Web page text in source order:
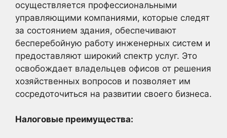
осуществляется профессиональными
управляющими компаниями, которые следят
за состоянием здания, обеспечивают
бесперебойную работу инженерных систем и
предоставляют широкий спектр услуг. Это
освобождает владельцев офисов от решения
хозяйственных вопросов и позволяет им
сосредоточиться на развитии своего бизнеса.
Налоговые преимущества: